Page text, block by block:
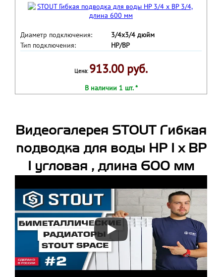
Диаметр подключения:
3/4х3/4 дюйм
Тип подключения:
НР/ВР
Цена: 913.00 руб.
В наличии 1 шт. *
Видеогалерея STOUT Гибкая
подводка для воды НР 1 х ВР
1 угловая , длина 600 мм